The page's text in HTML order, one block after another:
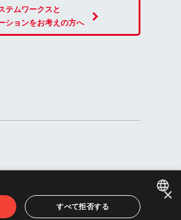
テムワークスと
ションをお考えの方へ
JAPANESE
×
すべて拒否する